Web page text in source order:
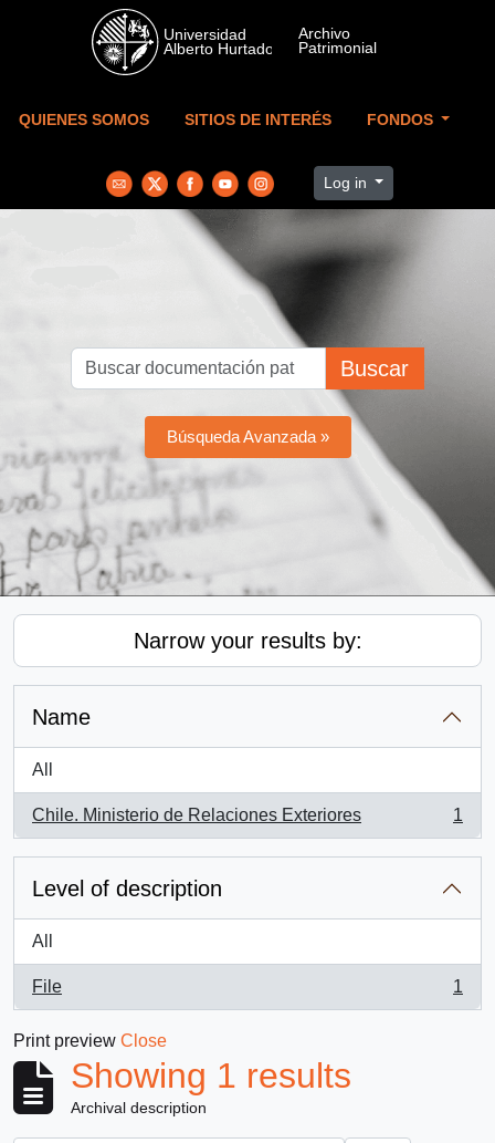
Skip to main content
QUIENES SOMOS SITIOS DE INTERÉS FONDOS
Log in
Buscar
Búsqueda Avanzada »
Narrow your results by:
Name
All
Chile. Ministerio de Relaciones Exteriores
, 1 results
1
Level of description
All
File
, 1 results
1
Print preview Close
Showing 1 results
Archival description